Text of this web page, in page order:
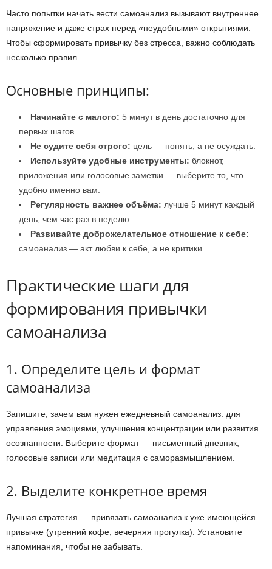
Часто попытки начать вести самоанализ вызывают внутреннее
напряжение и даже страх перед «неудобными» открытиями.
Чтобы сформировать привычку без стресса, важно соблюдать
несколько правил.
Основные принципы:
Начинайте с малого: 5 минут в день достаточно для
первых шагов.
Не судите себя строго: цель — понять, а не осуждать.
Используйте удобные инструменты: блокнот,
приложения или голосовые заметки — выберите то, что
удобно именно вам.
Регулярность важнее объёма: лучше 5 минут каждый
день, чем час раз в неделю.
Развивайте доброжелательное отношение к себе:
самоанализ — акт любви к себе, а не критики.
Практические шаги для
формирования привычки
самоанализа
1. Определите цель и формат
самоанализа
Запишите, зачем вам нужен ежедневный самоанализ: для
управления эмоциями, улучшения концентрации или развития
осознанности. Выберите формат — письменный дневник,
голосовые записи или медитация с саморазмышлением.
2. Выделите конкретное время
Лучшая стратегия — привязать самоанализ к уже имеющейся
привычке (утренний кофе, вечерняя прогулка). Установите
напоминания, чтобы не забывать.